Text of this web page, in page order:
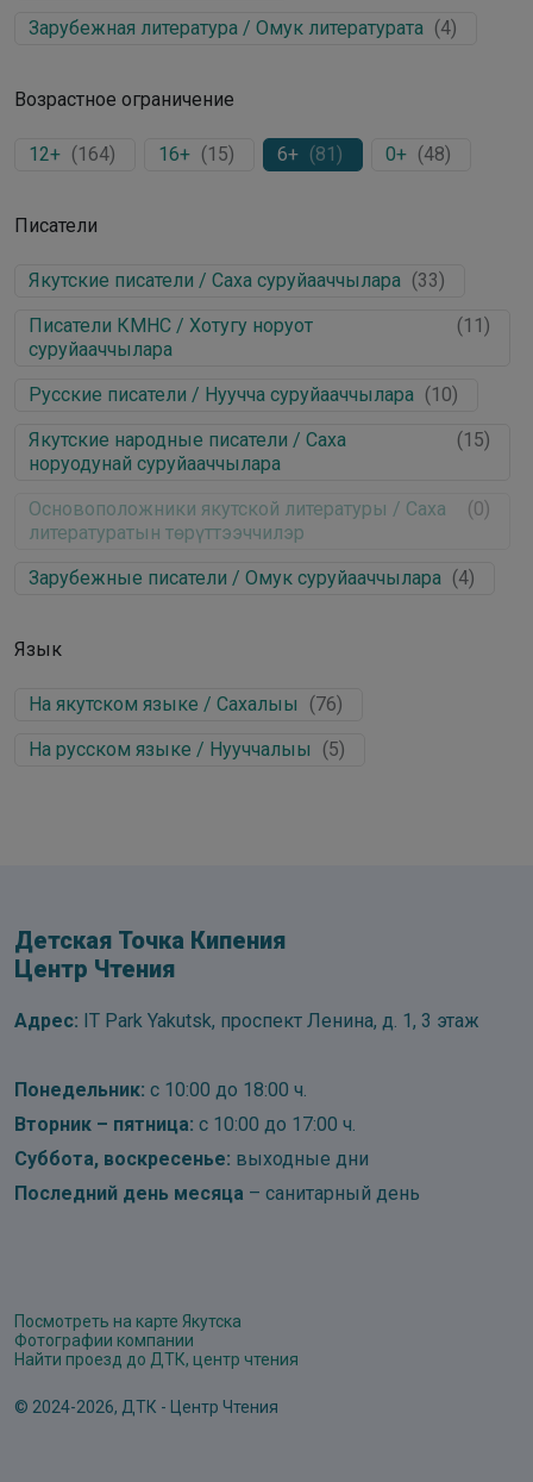
Зарубежная литература / Омук литературата (4)
Возрастное ограничение
12+ (164) 16+ (15) 6+ (81 ) 0+ (48)
Писатели
Якутские писатели / Саха суруйааччылара (33)
Писатели КМНС / Хотугу норуот
суруйааччылара
(11 )
Русские писатели / Нуучча суруйааччылара (10)
Якутские народные писатели / Саха
норуодунай суруйааччылара
(15)
Основоположники якутской литературы / Саха
литературатын төрүттээччилэр
(0)
Зарубежные писатели / Омук суруйааччылара (4)
Язык
На якутском языке / Сахалыы (76)
На русском языке / Нууччалыы
(5)
Детская Точка Кипения
Центр Чтения
Адрес: IT Park Yakutsk, проспект Ленина, д. 1, 3 этаж
Понедельник: с 10:00 до 18:00 ч.
Вторник – пятница: с 10:00 до 17:00 ч.
Суббота, воскресенье: выходные дни
Последний день месяца – санитарный день
Посмотреть на карте Якутска
Фотографии компании
Найти проезд до ДТК, центр чтения
© 2024-2026, ДТК - Центр Чтения